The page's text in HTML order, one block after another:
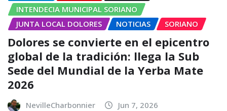
INTENDECIA MUNICIPAL SORIANO
JUNTA LOCAL DOLORES
NOTICIAS SORIANO
Dolores se convierte en el epicentro
global de la tradición: llega la Sub
Sede del Mundial de la Yerba Mate
2026
NevilleCharbonnier Jun 7, 2026